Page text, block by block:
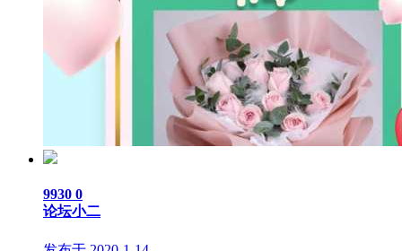
9930 0
论坛小二